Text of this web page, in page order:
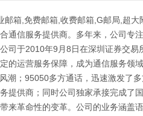
邮箱,免费邮箱,收费邮箱,G邮局,超
通信服务提供商。多年来，公司专
司于2010年9月8日在深圳证券交
的运营服务保障，成为通信服务领
潮；95050多方通话，迅速激发了
提供商；同时公司独家承接完成了
来革命性的变革。公司的业务涵盖